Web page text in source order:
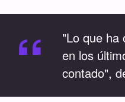
“
"Lo que ha
en los
contado",